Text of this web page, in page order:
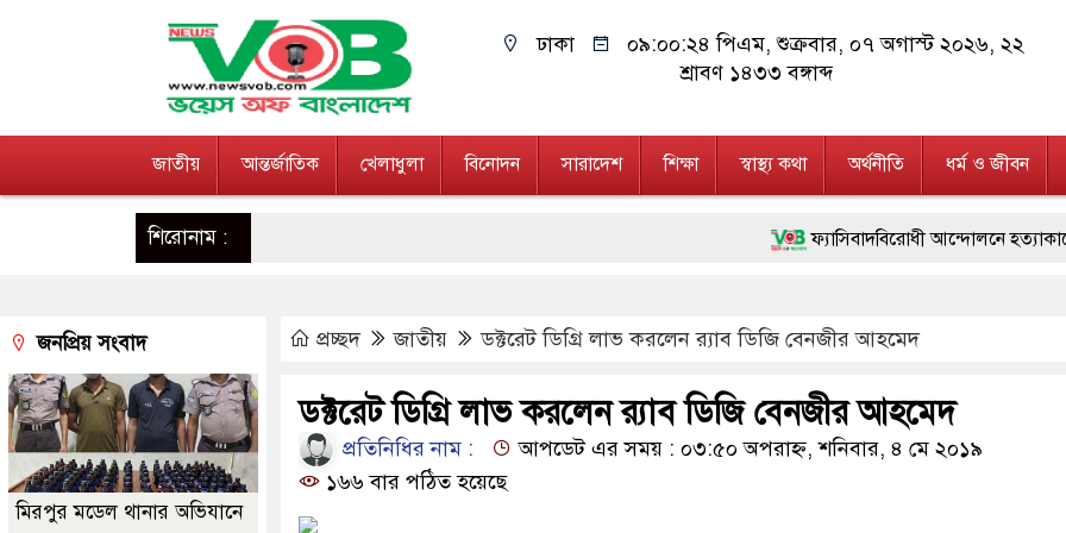
ঢাকা ০৯:০০:২৫ পিএম, শুক্রবার, ০৭ অগাস্ট ২০২৬, ২২
শ্রাবণ ১৪৩৩ বঙ্গাব্দ
জাতীয় আন্তর্জাতিক খেলাধুলা বিনোদন সারাদেশ শিক্ষা স্বাস্থ্য কথা অর্থনীতি ধর্ম ও জীবন
শিরোনাম : ফ্যাসিবাদবিরোধী আন্দোলনে হত্যাকাণ্ডের বিচার
জনগণ পরিবর্তন চেয়েছে বলেই জুলাই আন্দোলন
২৮ লাখ টাকার জাল নোটসহ দুইজনকে গ্রেফতার
নেতৃত্ব ও গণতন্ত্রের মূর্তমান প্রতীক বেগম খালেদা
অবৈধ বিদেশি পিস্তল, ম্যাগাজিন ও গুলিসহ
প্রচ্ছদ জাতীয় ডক্টরেট ডিগ্রি লাভ করলেন র‌্যাব ডিজি বেনজীর আহমেদ
ডক্টরেট ডিগ্রি লাভ করলেন র‌্যাব ডিজি বেনজীর আহমেদ
প্রতিনিধির নাম :
আপডেট এর সময় : ০৩:৫০ অপরাহ্ন, শনিবার, ৪ মে ২০১৯
১৬৬ বার পঠিত হয়েছে
জনপ্রিয় সংবাদ
মিরপুর মডেল থানার অভিযানে